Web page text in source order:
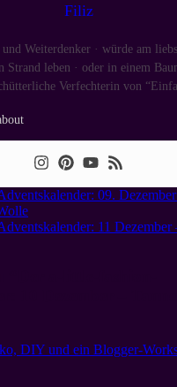
Filiz
Weiterdenker · würde am
Strand leben · oder in einem
Verfechterin von
09.
11
DIY und ein Blogger-